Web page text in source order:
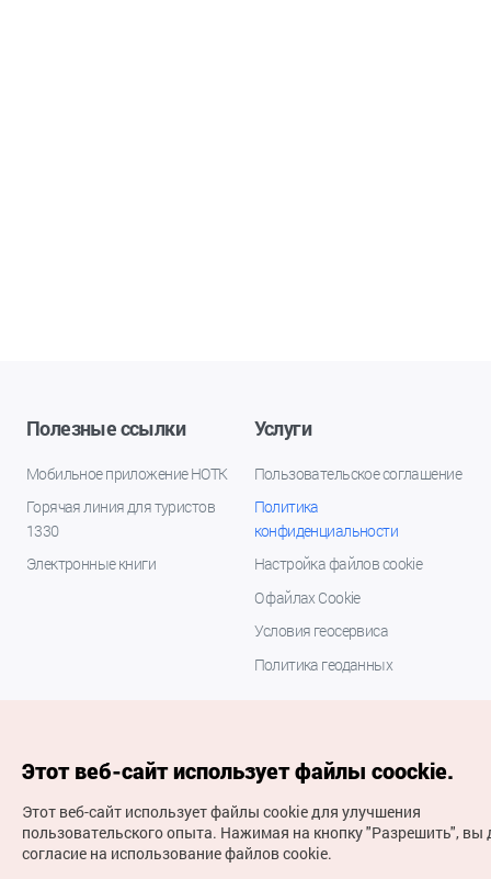
Полезные ссылки
Мобильное приложение НОТК
Горячая линия для туристов
1330
Электронные книги
Услуги
Пользовательское соглашение
Политика
конфиденциальности
Настройка файлов cookie
О файлах Cookie
Условия геосервиса
Политика геоданных
(с) Национальная организация туризма Кореи Все
Этот веб-сайт использует файлы coockie.
Этот веб-сайт использует файлы cookie для улучшения
пользовательского опыта. Нажимая на кнопку "Разрешить", вы
согласие на использование файлов cookie.